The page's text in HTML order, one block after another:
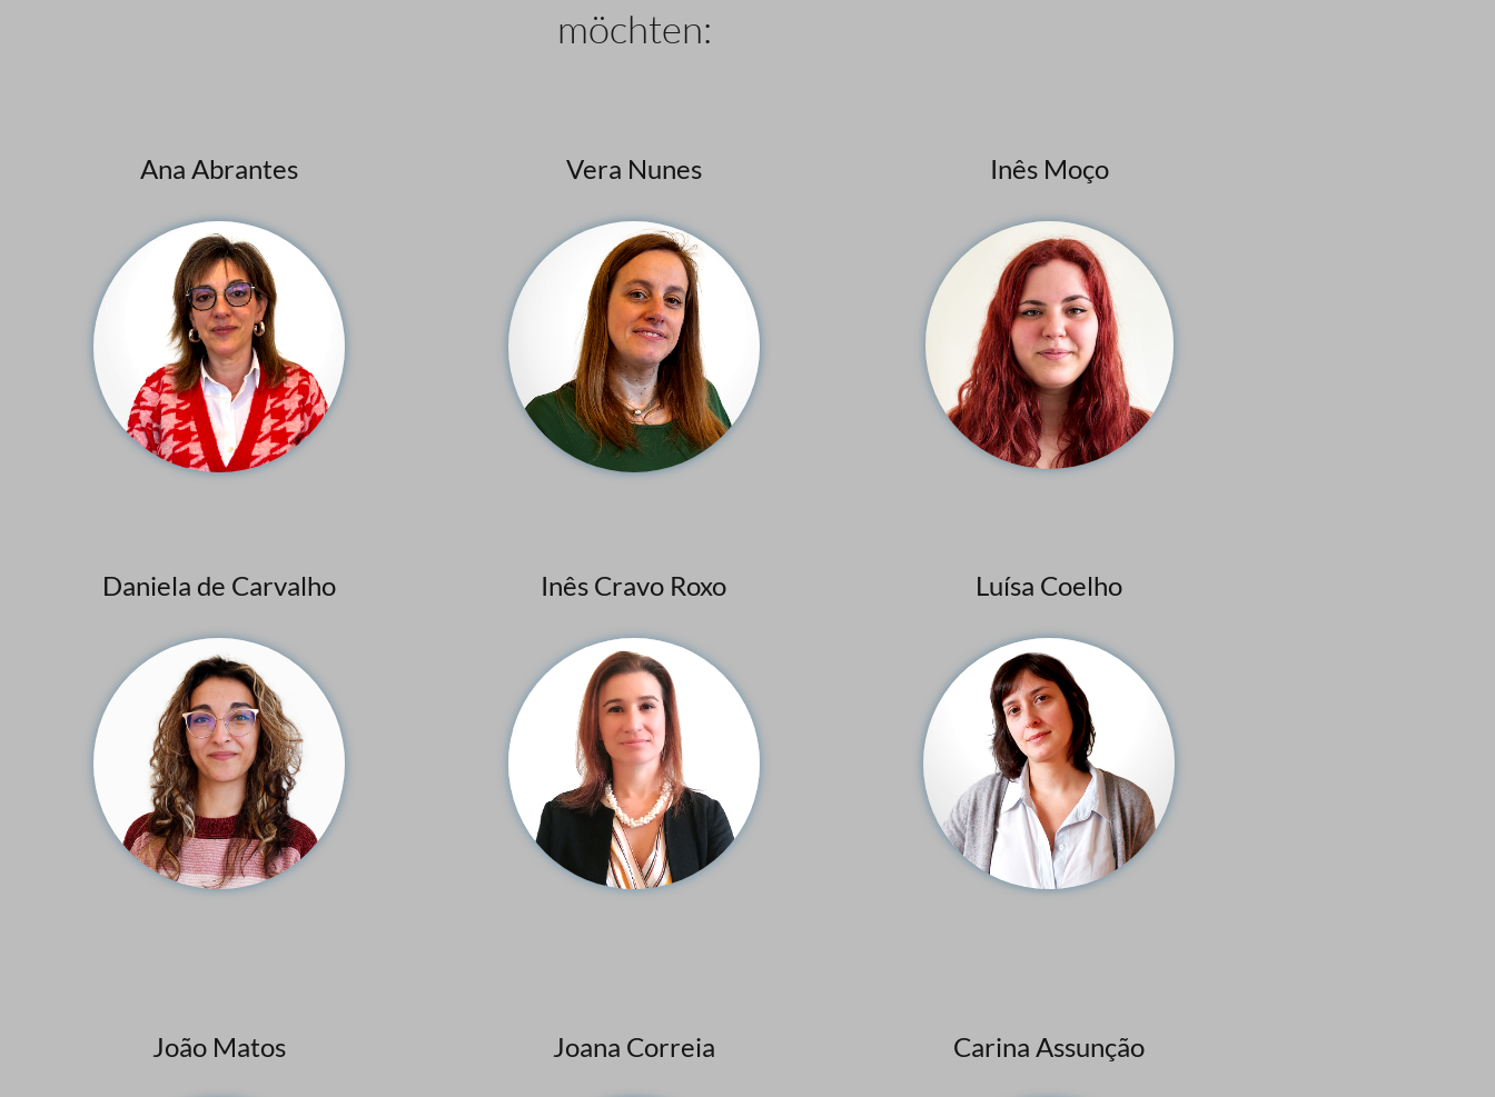
möchten:
Ana Abrantes Vera Nunes Inês Moço
Daniela de Carvalho Inês Cravo Roxo Luísa Coelho
João Matos Joana Correia Carina Assunção